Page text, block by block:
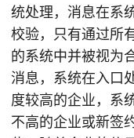
统处理，消息在系
校验，只有通过所
的系统中并被视为
消息，系统在入口
度较高的企业，系
不高的企业或新签